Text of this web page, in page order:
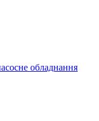
обладнання